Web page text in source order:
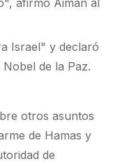
Israel" y declaró
de la Paz.
otros asuntos
de Hamas y
de